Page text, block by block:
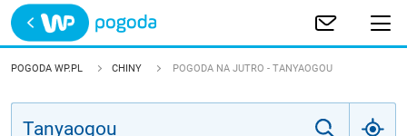
Trwa ładowanie
POLSKA
POGODA WP.PL CHINY POGODA NA JUTRO - TANYAOGOU